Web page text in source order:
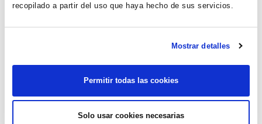
recopilado a partir del uso que haya hecho de sus servicios.
Mostrar detalles
Permitir todas las cookies
Solo usar cookies necesarias